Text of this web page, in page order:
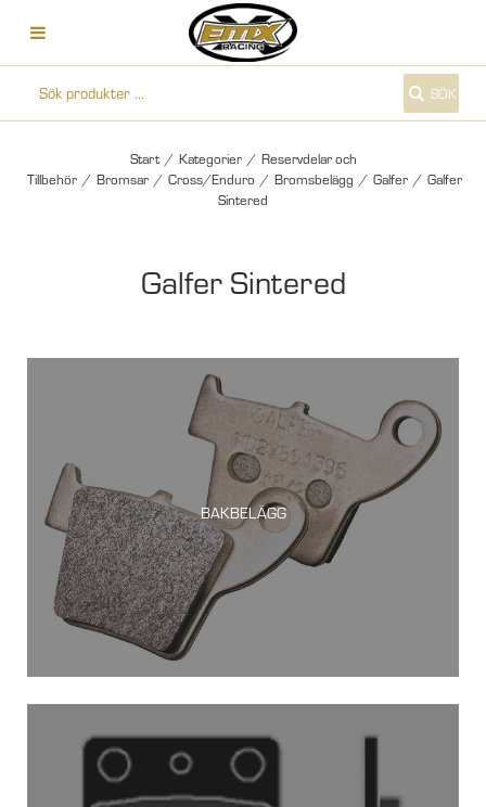
SÖK
Start / Kategorier / Reservdelar och
Tillbehör / Bromsar / Cross/Enduro / Bromsbelägg / Galfer / Galfer
Sintered
Galfer Sintered
BAKBELÄGG